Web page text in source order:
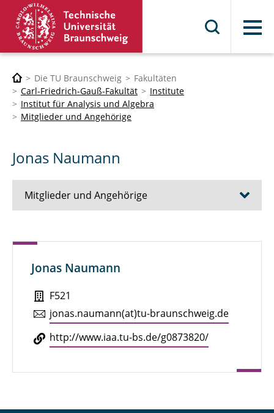
Menü
Die TU Braunschweig
Fakultäten
Carl-Friedrich-Gauß-Fakultät
Institute
Institut für Analysis und Algebra
Mitglieder und Angehörige
Jonas Naumann
Mitglieder und Angehörige
Prof. Dr. T. de Wolff
Prof. Dr. B. Eick
Prof. Dr. H. Harborth
Prof. Dr. J. Hoppe
apl. Prof. Dr. A. Kemnitz
Jonas Naumann
F521
jonas.​naumann(at)tu-braun­schweig.de
http://​www.​iaa.​tu-​bs.​de/​g0873820/